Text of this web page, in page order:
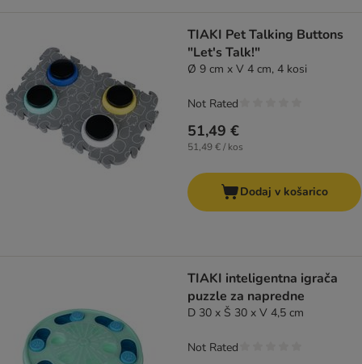
TIAKI Pet Talking Buttons
"Let's Talk!"
Ø 9 cm x V 4 cm, 4 kosi
51,49 €
51,49 € / kos
Not Rated
Dodaj v košarico
TIAKI inteligentna igrača
puzzle za napredne
D 30 x Š 30 x V 4,5 cm
Not Rated